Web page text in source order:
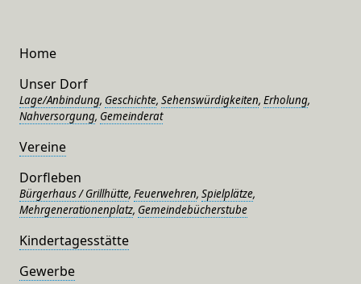
Home
Unser Dorf
Lage/Anbindung, Geschichte, Sehenswürdigkeiten, Erholung,
Nahversorgung, Gemeinderat
Vereine
Dorfleben
Bürgerhaus / Grillhütte, Feuerwehren, Spielplätze,
Mehrgenerationenplatz, Gemeindebücherstube
Kindertagesstätte
Gewerbe